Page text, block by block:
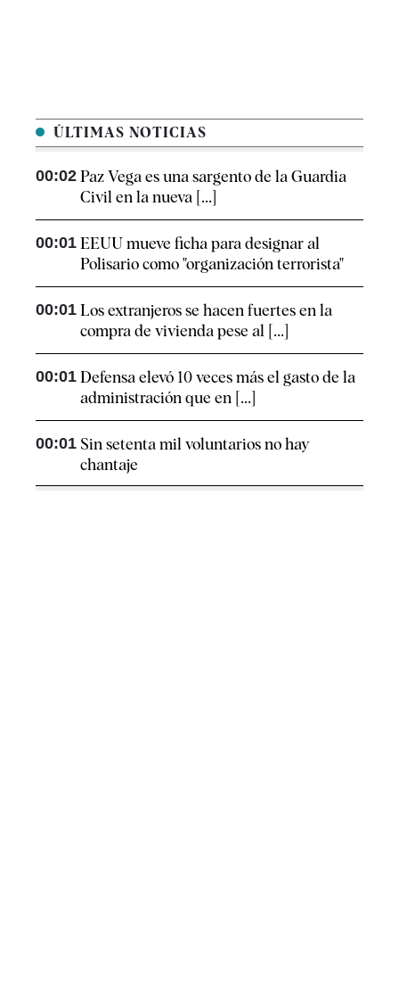
ÚLTIMAS NOTICIAS
00:02 Paz Vega es una sargento de la Guardia
Civil en la nueva [...]
00:01 EEUU mueve ficha para designar al
Polisario como "organización terrorista"
00:01 Los extranjeros se hacen fuertes en la
compra de vivienda pese al [...]
00:01 Defensa elevó 10 veces más el gasto de la
administración que en [...]
00:01 Sin setenta mil voluntarios no hay
chantaje